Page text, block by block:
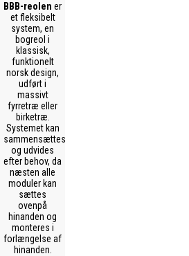
BBB-reolen er
et fleksibelt
system, en
bogreol i
klassisk,
funktionelt
norsk design,
udført i
massivt
fyrretræ eller
birketræ.
Systemet kan
sammensættes
og udvides
efter behov, da
næsten alle
moduler kan
sættes
ovenpå
hinanden og
monteres i
forlængelse af
hinanden.